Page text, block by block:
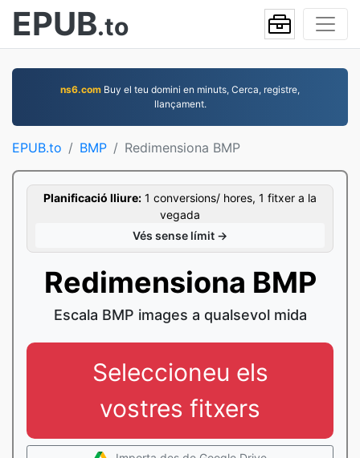
EPUB.to
ns6.com Buy el teu domini en minuts, Cerca, registre,
llançament.
EPUB.to BMP Redimensiona BMP
Planificació lliure: 1 conversions/ hores, 1 fitxer a la
vegada
Vés sense límit →
Redimensiona BMP
Escala BMP images a qualsevol mida
Seleccioneu els
vostres fitxers